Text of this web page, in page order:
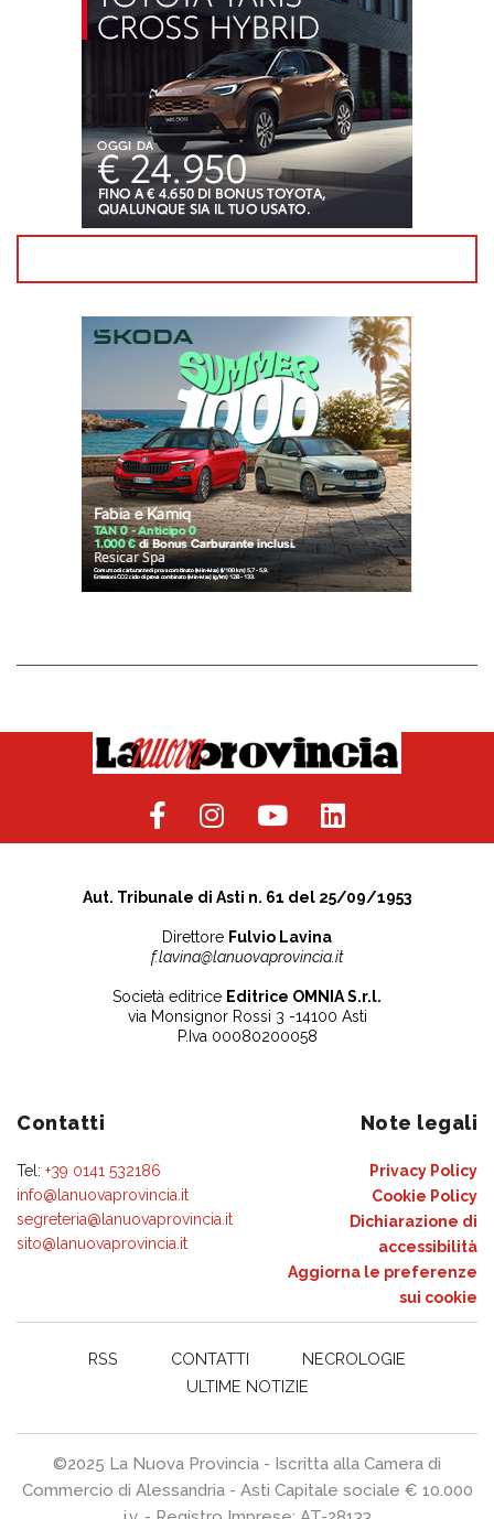
Aut. Tribunale di Asti n. 61 del 25/09/1953
Direttore Fulvio Lavina
f.lavina@lanuovaprovincia.it
Società editrice Editrice OMNIA S.r.l.
via Monsignor Rossi 3 -14100 Asti
P.Iva 00080200058
Contatti
Tel: +39 0141 532186
info@lanuovaprovincia.it
segreteria@lanuovaprovincia.it
sito@lanuovaprovincia.it
Note legali
Privacy Policy
Cookie Policy
Dichiarazione di
accessibilità
Aggiorna le preferenze
sui cookie
RSS CONTATTI
NECROLOGIE
ULTIME NOTIZIE
©2025 La Nuova Provincia - Iscritta alla Camera di
Commercio di Alessandria - Asti Capitale sociale € 10.000